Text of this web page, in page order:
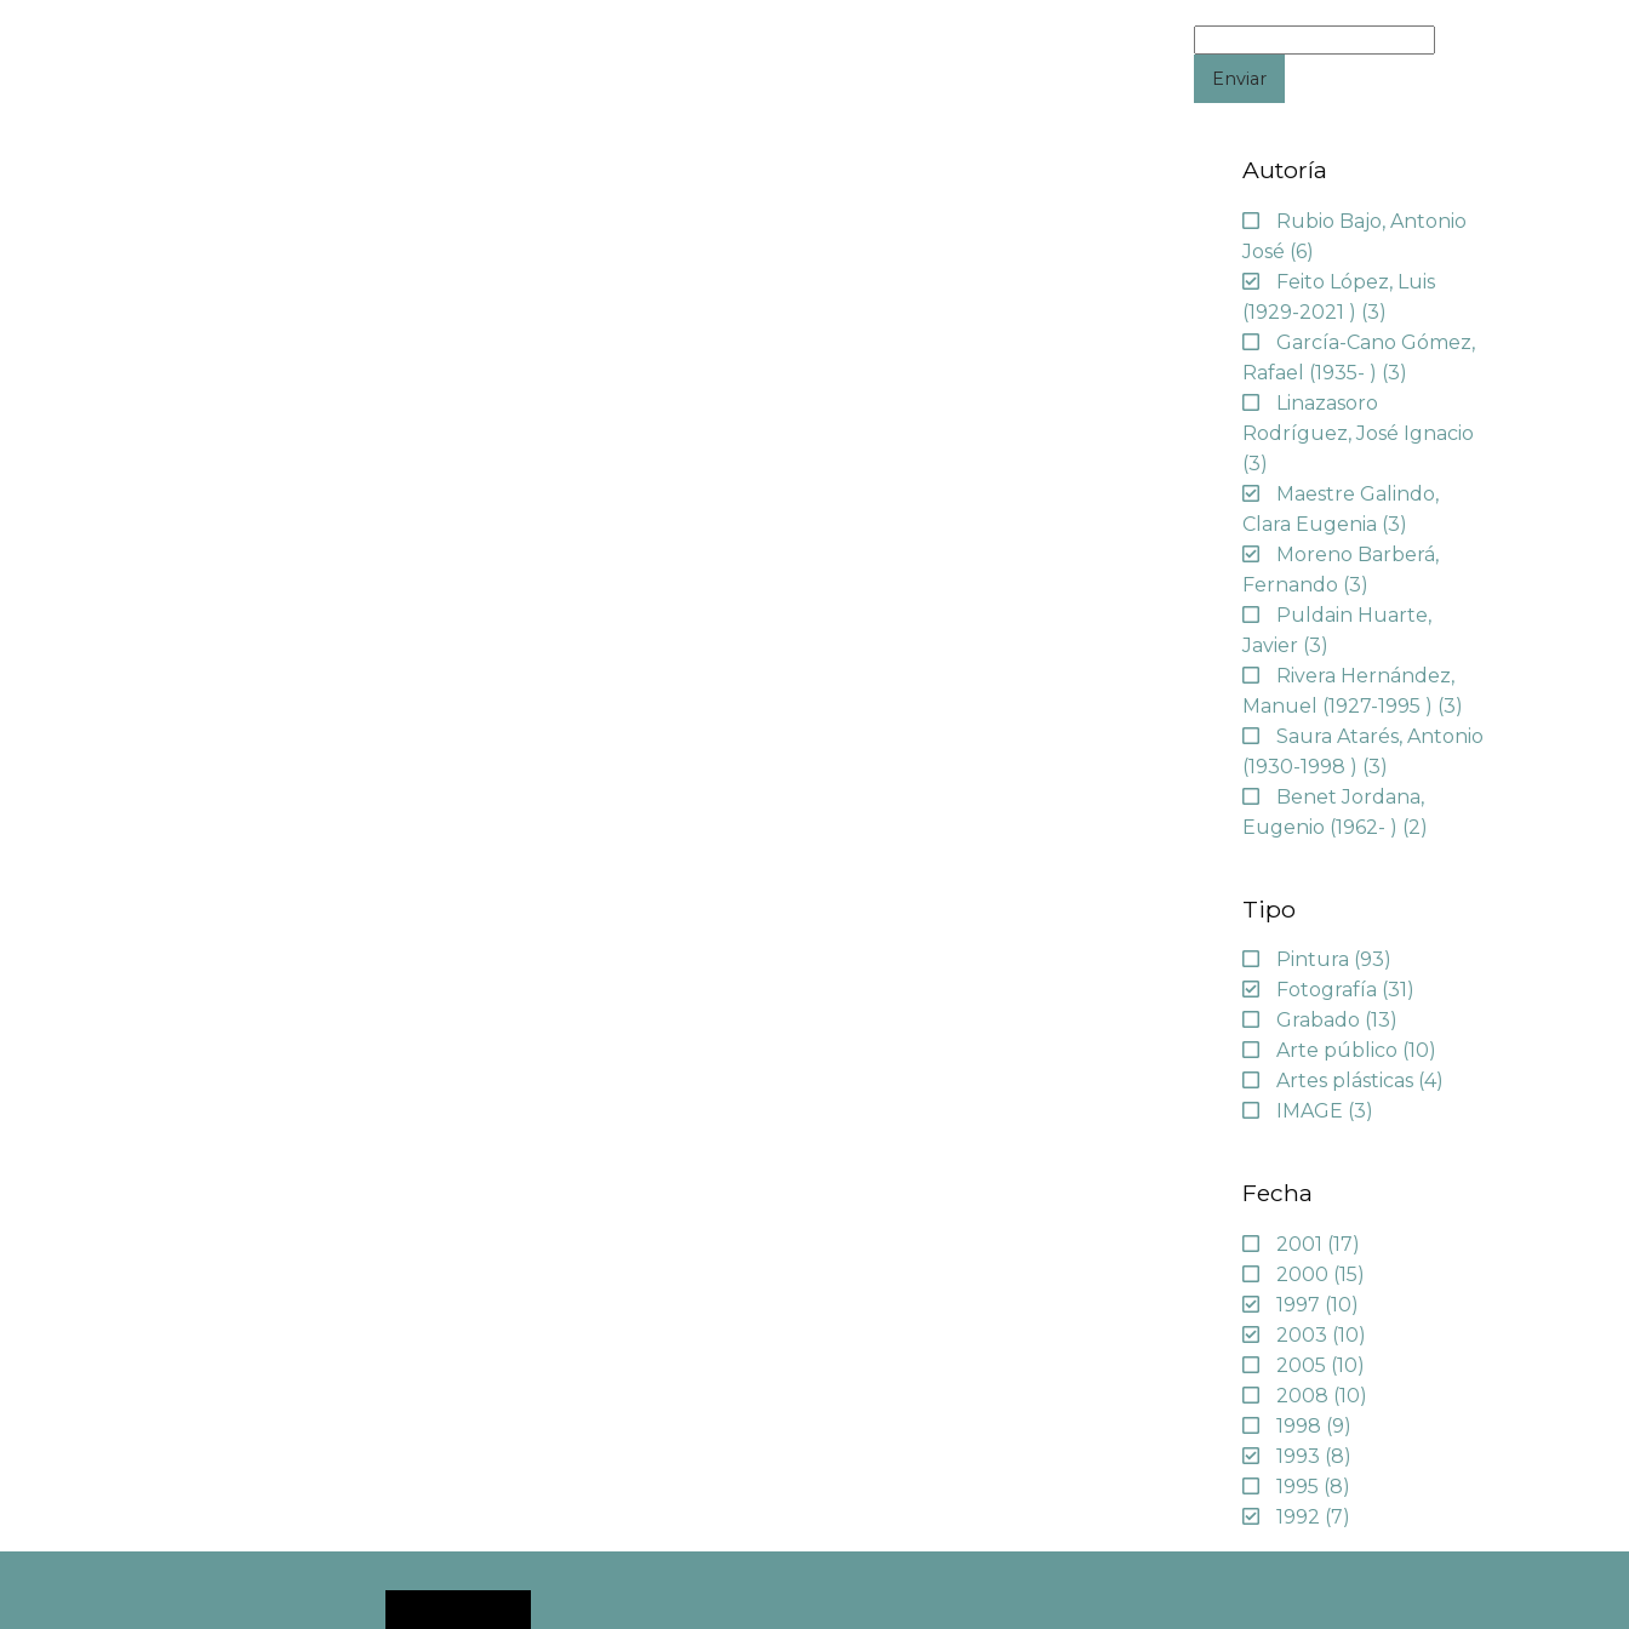
Enviar
Autoría
Rubio Bajo, Antonio
José (6)
Feito López, Luis
(1929-2021 ) (3)
García-Cano Gómez,
Rafael (1935- ) (3)
Linazasoro
Rodríguez, José Ignacio
(3)
Maestre Galindo,
Clara Eugenia (3)
Moreno Barberá,
Fernando (3)
Puldain Huarte,
Javier (3)
Rivera Hernández,
Manuel (1927-1995 ) (3)
Saura Atarés, Antonio
(1930-1998 ) (3)
Benet Jordana,
Eugenio (1962- ) (2)
Tipo
Pintura (93)
Fotografía (31)
Grabado (13)
Arte público (10)
Artes plásticas (4)
IMAGE (3)
Fecha
2001 (17)
2000 (15)
1997 (10)
2003 (10)
2005 (10)
2008 (10)
1998 (9)
1993 (8)
1995 (8)
1992 (7)